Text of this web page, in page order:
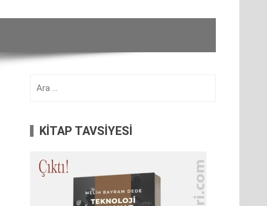
KİTAP TAVSİYESİ